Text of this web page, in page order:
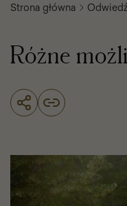
Strona główna
Różne